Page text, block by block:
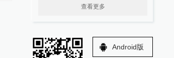
查看更多
Android版